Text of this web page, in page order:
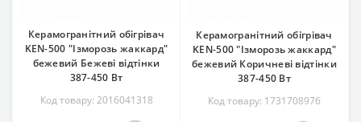
Керамогранітний обігрівач
KEN-500 "Ізморозь жаккард"
бежевий Бежеві відтінки
387-450 Вт
Код товару: 2016041318
Керамогранітний обігрівач
KEN-500 "Ізморозь жаккард"
бежевий Коричневі відтінки
387-450 Вт
Код товару: 1731708976